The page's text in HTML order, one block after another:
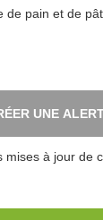
de pain et de
UNE
mises à jour de